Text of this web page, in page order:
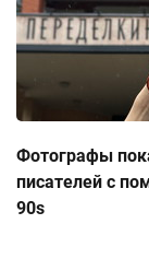
Фотографы
писателей с
90s